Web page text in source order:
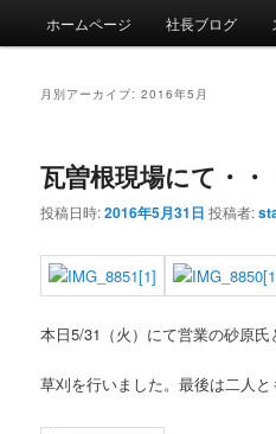
メインコンテンツへ移動
サブコンテンツへ移動
ホームページ 社長ブログ
月別アーカイブ:2016年5月
瓦曽根現場にて・・
投稿日時:2016年5月31日 投稿者:
本日5/31（火）にて営業の砂原氏
草刈を行いました。最後は二人と